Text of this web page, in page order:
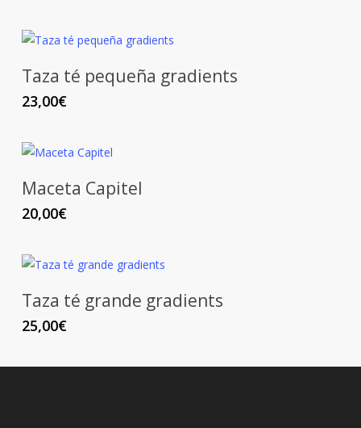
Taza té pequeña gradients
23,00€
Maceta Capitel
20,00€
Taza té grande gradients
25,00€